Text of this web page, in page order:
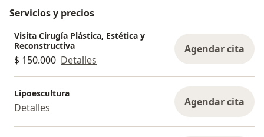
Servicios y precios
Visita Cirugía Plástica, Estética y
Reconstructiva
$ 150.000 Detalles
Agendar cita
Lipoescultura
Detalles Agendar cita